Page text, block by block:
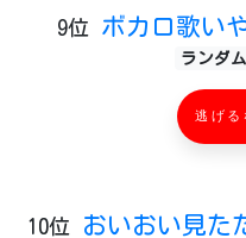
9位 ボカロ歌い
ランダム
逃げ
10位
おいおい見た